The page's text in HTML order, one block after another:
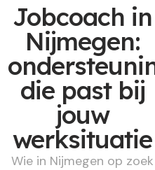
Jobcoach in
Nijmegen:
die past bij
jouw
werksituatie
Wie in Nijmegen op zoek